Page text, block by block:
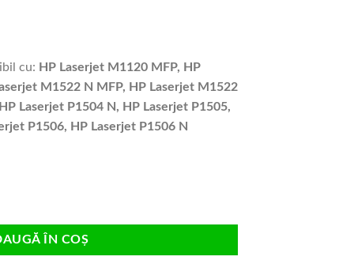
cu: HP Laserjet M1120 MFP, HP
M1522 N MFP, HP Laserjet M1522
Laserjet P1504 N, HP Laserjet P1505,
P1506, HP Laserjet P1506 N
ÎN COȘ